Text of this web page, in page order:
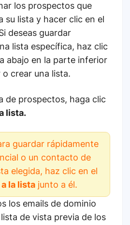
los prospectos que
su lista y hacer clic en el
deseas guardar
lista específica, haz clic
abajo en la parte inferior
crear una lista.
de prospectos, haga clic
lista.
guardar rápidamente
o un contacto de
elegida, haz clic en el
la lista junto a él.
los emails de dominio
de vista previa de los